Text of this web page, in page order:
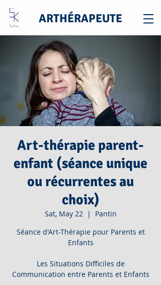
ARTHÉRAPEUTE
Art-thérapie parent-
enfant (séance unique
ou récurrentes au
choix)
Sat, May 22
  |
Pantin
Séance d'Art-Thérapie pour Parents et
Enfants
Les Situations Difficiles de
Communication entre Parents et Enfants